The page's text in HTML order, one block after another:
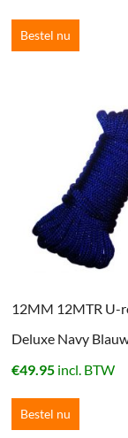
Bestel nu
12MM 12MTR U-
Deluxe Navy
€49.95 incl. BTW
Bestel nu